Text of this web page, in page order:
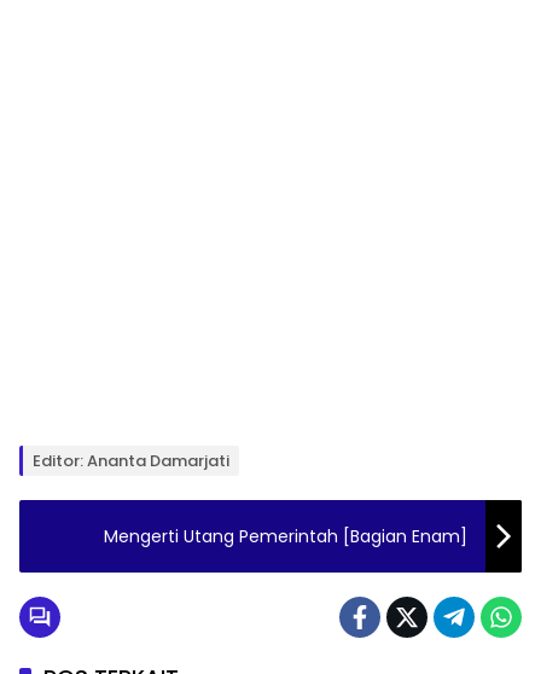
Editor: Ananta Damarjati
Mengerti Utang Pemerintah [Bagian Enam]